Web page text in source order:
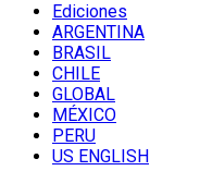
Ediciones
ARGENTINA
BRASIL
CHILE
GLOBAL
MÉXICO
PERU
US ENGLISH